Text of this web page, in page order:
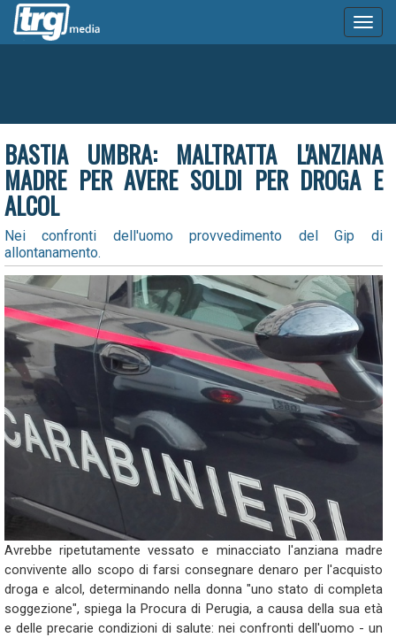
BASTIA UMBRA: MALTRATTA L'ANZIANA
MADRE PER AVERE SOLDI PER DROGA E
ALCOL
Nei confronti dell'uomo provvedimento del Gip di
allontanamento.
Avrebbe ripetutamente vessato e minacciato l'anziana madre
convivente allo scopo di farsi consegnare denaro per l'acquisto
droga e alcol, determinando nella donna "uno stato di completa
soggezione", spiega la Procura di Perugia, a causa della sua età
e delle precarie condizioni di salute: nei confronti dell'uomo - un